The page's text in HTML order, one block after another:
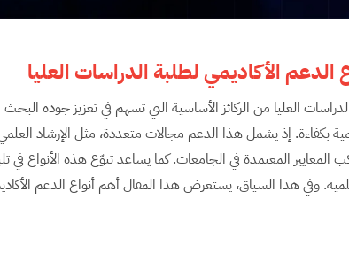
الدعم الأكاديمي لطلبة الدراسات العليا
العليا من الركائز الأساسية التي تسهم في تعزيز جودة
بكفاءة. إذ يشمل هذا الدعم مجالات متعددة، مثل الإرشاد
المعايير المعتمدة في الجامعات. كما يساعد تنوّع هذه الأنواع في
وفي هذا السياق، يستعرض هذا المقال أهم أنواع الدعم